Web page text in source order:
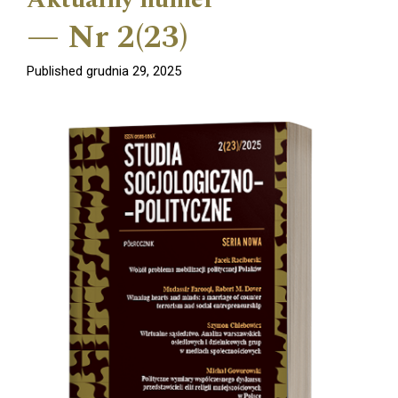
Nr 2(23)
Published grudnia 29, 2025